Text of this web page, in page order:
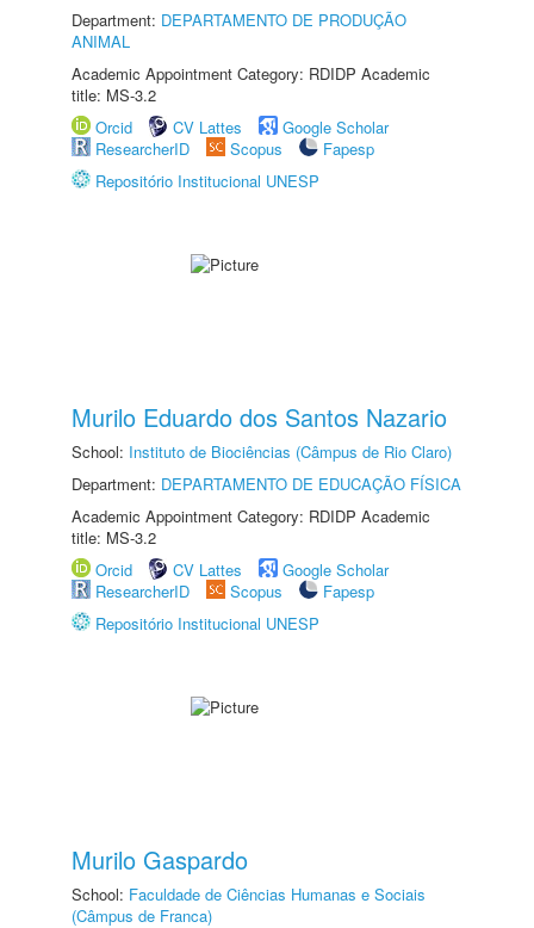
Department: DEPARTAMENTO DE PRODUÇÃO
ANIMAL
Academic Appointment Category: RDIDP Academic
title: MS-3.2
Orcid
CV Lattes
Google Scholar
ResearcherID
Scopus
Fapesp
Repositório Institucional UNESP
Murilo Eduardo dos Santos Nazario
School: Instituto de Biociências (Câmpus de Rio Claro)
Department: DEPARTAMENTO DE EDUCAÇÃO FÍSICA
Academic Appointment Category: RDIDP Academic
title: MS-3.2
Orcid
CV Lattes
Google Scholar
ResearcherID
Scopus
Fapesp
Repositório Institucional UNESP
Murilo Gaspardo
School: Faculdade de Ciências Humanas e Sociais
(Câmpus de Franca)